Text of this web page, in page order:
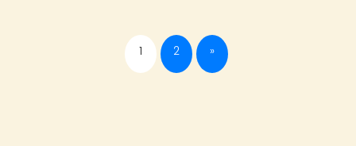
1 2 »